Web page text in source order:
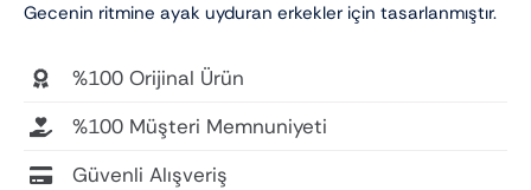
Gecenin ritmine ayak uyduran erkekler için tasarlanmıştır.
%100 Orijinal Ürün
%100 Müşteri Memnuniyeti
Güvenli Alışveriş